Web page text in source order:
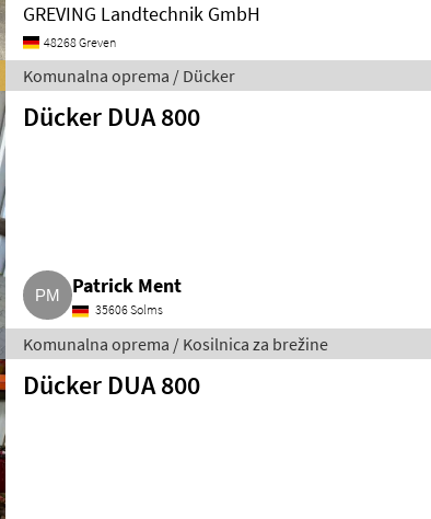
GREVING Landtechnik GmbH
48268 Greven
Komunalna oprema / Dücker
Dücker DUA 800
Patrick Ment
35606 Solms
Komunalna oprema / Kosilnica za brežine
Dücker DUA 800